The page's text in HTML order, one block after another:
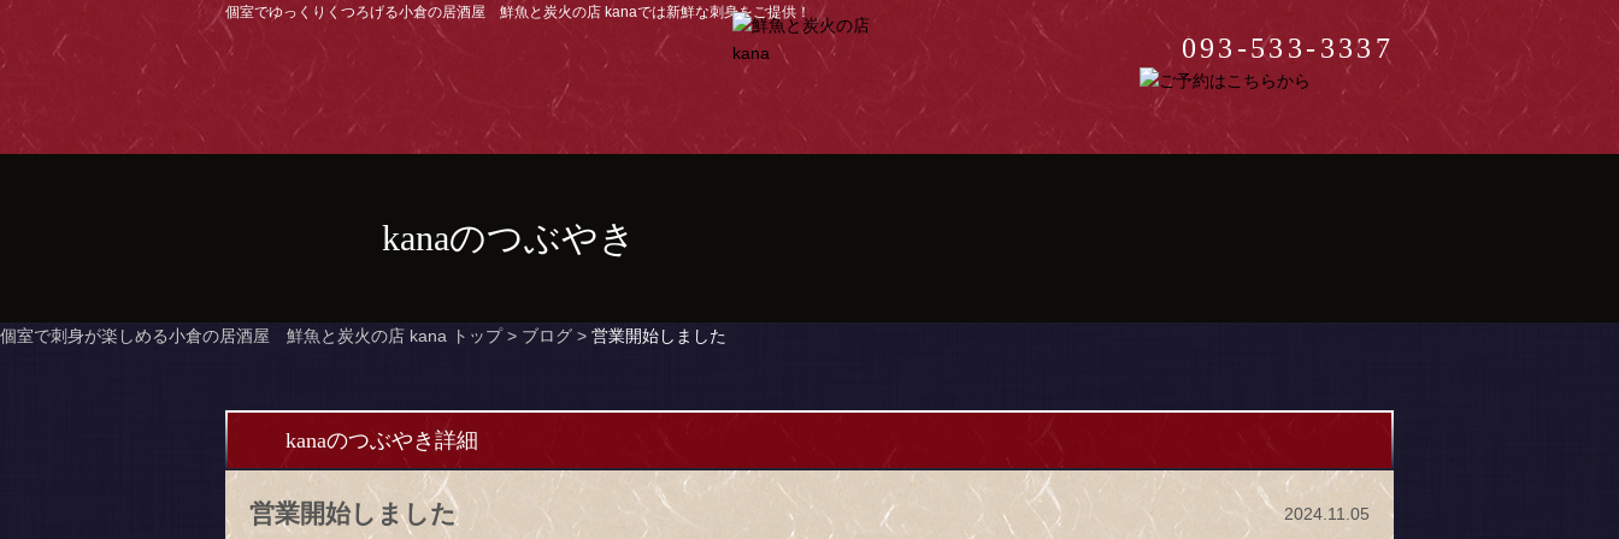
個室でゆっくりくつろげる小倉の居酒屋 鮮魚と炭火の店 kanaでは新鮮な刺身をご提供！
093-533-3337
kanaのつぶやき
個室で刺身が楽しめる小倉の居酒屋 鮮魚と炭火の店 kana トップ > ブログ > 営業開始しました
kanaのつぶやき詳細
2024.11.05
営業開始しました